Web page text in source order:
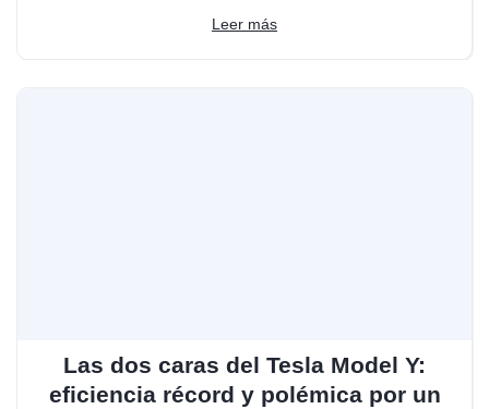
Leer más
Las dos caras del Tesla Model Y:
eficiencia récord y polémica por un